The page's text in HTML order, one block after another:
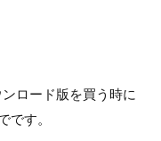
ロード版を買う時に
です。